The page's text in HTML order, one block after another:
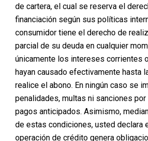
La Importancia
Buena
Cirugía
Experiencia
de cartera, el cual se reserva el
financiación según sus políticas
consumidor tiene el derecho de
parcial de su deuda en cualquier
únicamente los intereses corrientes
hayan causado efectivamente hasta
realice el abono. En ningún caso se
penalidades, multas ni sanciones
pagos anticipados. Asimismo,
de estas condiciones, usted declara
operación de crédito genera